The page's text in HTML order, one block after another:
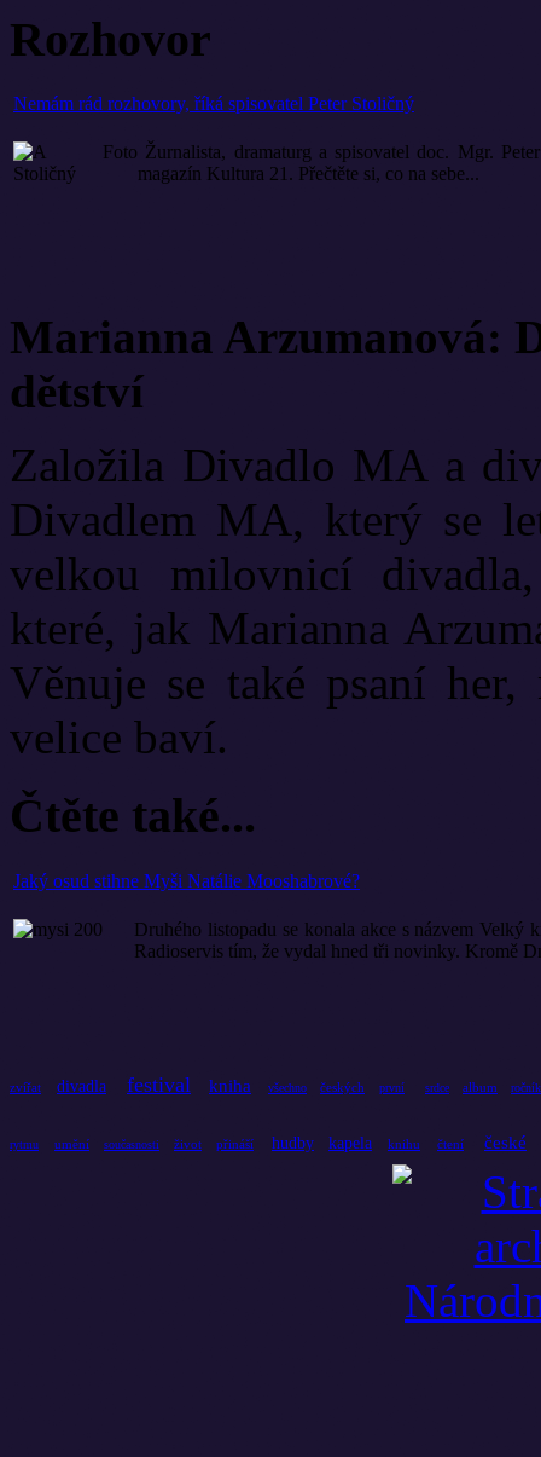
Rozhovor
Nemám rád rozhovory, říká spisovatel Peter Stoličný
Žurnalista, dramaturg a spisovatel doc. Mgr.
magazín Kultura 21. Přečtěte si, co na sebe...
Marianna Arzumanová:
dětství
Založila Divadlo MA a
Divadlem MA, který se
velkou milovnicí
které, jak Marianna
Věnuje se také psaní
velice baví.
Čtěte také...
Jaký osud stihne Myši Natálie Mooshabrové?
Druhého listopadu se konala akce s názvem
Radioservis tím, že vydal hned tři novinky. Kromě
zvířat divadla festival kniha všechno českých první srdce album ročník
rytmu umění současnosti život přináší hudby kapela knihu čtení české